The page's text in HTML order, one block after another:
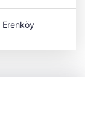
Erenköy